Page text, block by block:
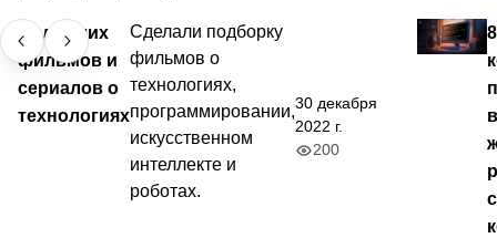
50 лучших
фильмов и
сериалов о
технологиях
Сделали подборку
фильмов о
технологиях,
программировании,
искусственном
интеллекте и
роботах.
30 декабря
2022 г.
200